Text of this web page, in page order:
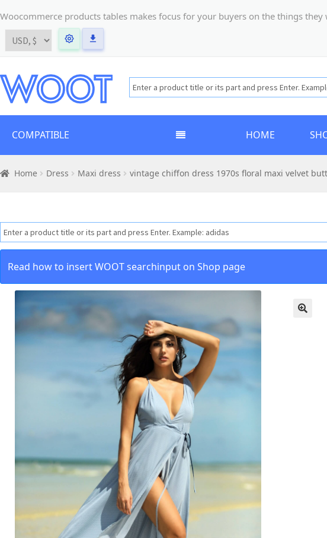
Woocommerce products tables makes focus for your buyers on the things
COMPATIBLE HOME
Home Dress Maxi dress vintage chiffon dress 1970s floral maxi velvet
Read how to insert WOOT searchinput on Shop page